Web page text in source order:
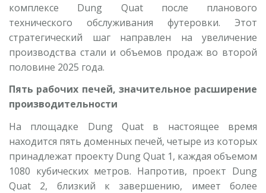
комплексе Dung Quat после планового
технического обслуживания футеровки. Этот
стратегический шаг направлен на увеличение
производства стали и объемов продаж во второй
половине 2025 года.
Пять рабочих печей, значительное расширение
производительности
На площадке Dung Quat в настоящее время
находится пять доменных печей, четыре из которых
принадлежат проекту Dung Quat 1, каждая объемом
1080 кубических метров. Напротив, проект Dung
Quat 2, близкий к завершению, имеет более